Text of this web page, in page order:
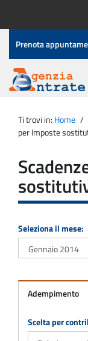
contenuto
Menu
di
servizio
Prenota
Agenzia
Entrate
principale
Ti trovi in: Home
per Imposte
Seleziona il mese:
Adempimento
Adempimento
Scelta per